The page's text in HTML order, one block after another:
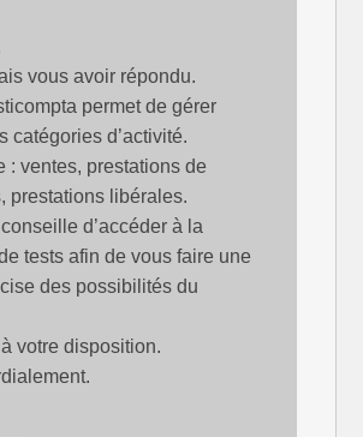
vous avoir répondu.
permet de gérer
catégories d’activité.
: ventes, prestations de
prestations libérales.
d’accéder à la
tests afin de vous faire une
des possibilités du
votre disposition.